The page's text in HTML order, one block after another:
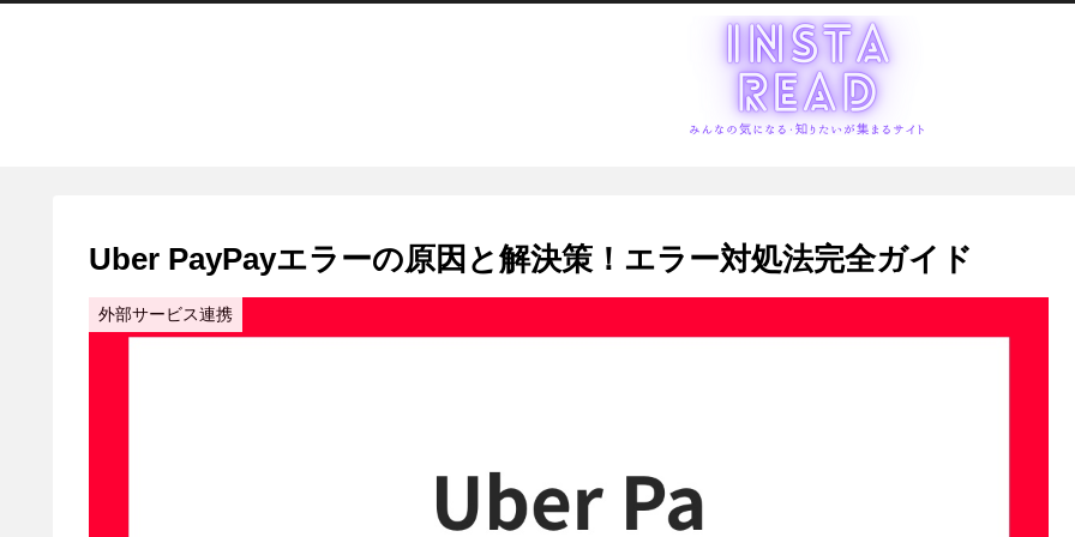
Uber PayPayエラーの原因と解決策！エラー対処法完全ガイド
外部サービス連携